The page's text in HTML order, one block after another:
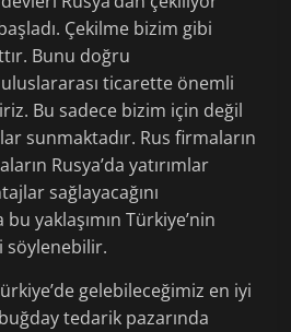
Çekilme bizim gibi
Bunu doğru
ticarette önemli
Bu sadece bizim için değil
sunmaktadır. Rus firmaların
Rusya’da yatırımlar
sağlayacağını
yaklaşımın Türkiye’nin
söylenebilir.
gelebileceğimiz en iyi
tedarik pazarında